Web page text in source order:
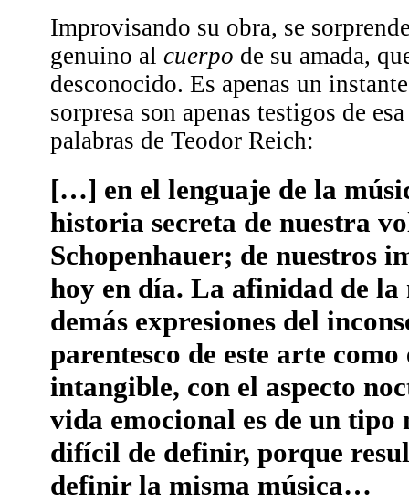
Improvisando su obra, se
genuino al cuerpo de su amada,
desconocido. Es apenas un
sorpresa son apenas testigos de
palabras de Teodor Reich:
[…] en el lenguaje de la
historia secreta de nuestra
Schopenhauer; de nuestros
hoy en día. La afinidad de la
demás expresiones del
parentesco de este arte
intangible, con el aspecto
vida emocional es de un tipo
difícil de definir, porque
definir la misma música…